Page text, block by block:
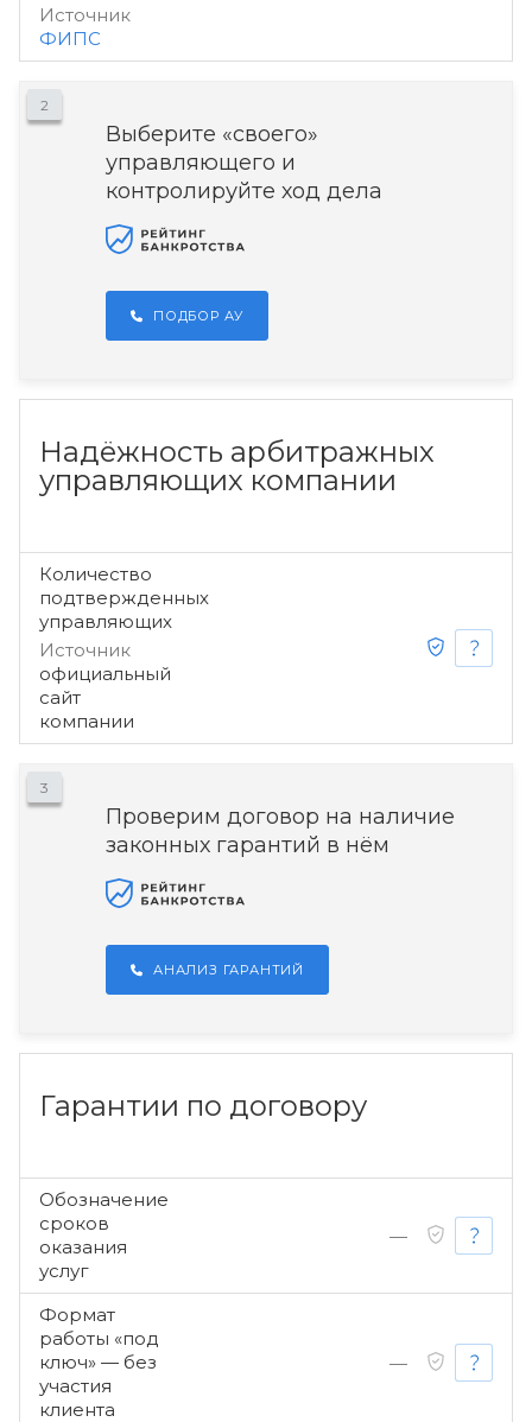
Источник
ФИПС
2
Выберите «своего»
управляющего и
контролируйте ход дела
ПОДБОР АУ
Надёжность арбитражных
управляющих компании
Количество
подтвержденных
управляющих
Источник
официальный
сайт
компании
3
Проверим договор на наличие
законных гарантий в нём
АНАЛИЗ ГАРАНТИЙ
Гарантии по договору
Обозначение
сроков
оказания
услуг
—
Формат
работы «под
ключ» — без
участия
клиента
—